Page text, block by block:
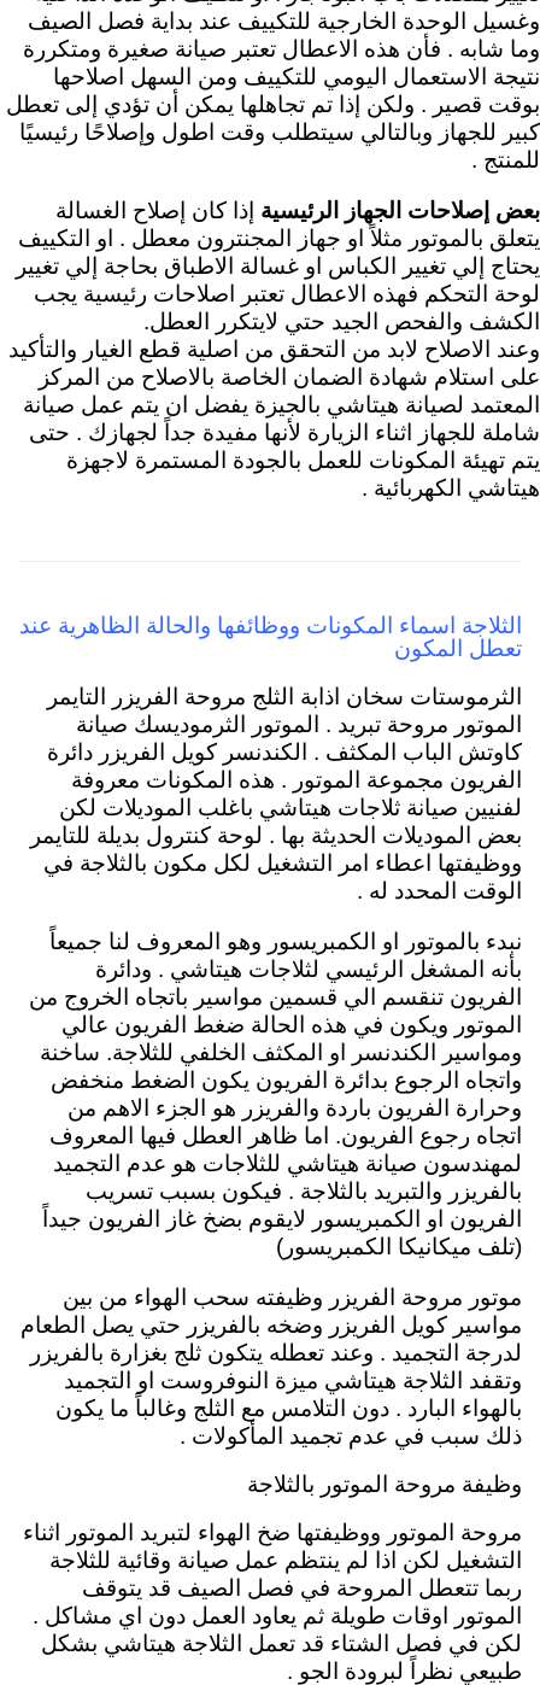
وغسيل الوحدة الخارجية للتكييف عند بداية فصل الصيف
وما شابه . فأن هذه الاعطال تعتبر صيانة صغيرة ومتكررة
نتيجة الاستعمال اليومي للتكييف ومن السهل اصلاحها
بوقت قصير . ولكن إذا تم تجاهلها يمكن أن تؤدي إلى تعطل
كبير للجهاز وبالتالي سيتطلب وقت اطول وإصلاحًا رئيسيًا
للمنتج .
بعض إصلاحات الجهاز الرئيسية إذا كان إصلاح الغسالة
يتعلق بالموتور مثلاً او جهاز المجنترون معطل . او التكييف
يحتاج إلي تغيير الكباس او غسالة الاطباق بحاجة إلي تغيير
لوحة التحكم فهذه الاعطال تعتبر اصلاحات رئيسية يجب
الكشف والفحص الجيد حتي لايتكرر العطل.
وعند الاصلاح لابد من التحقق من اصلية قطع الغيار والتأكيد
على استلام شهادة الضمان الخاصة بالاصلاح من المركز
المعتمد لصيانة هيتاشي بالجيزة يفضل ان يتم عمل صيانة
شاملة للجهاز اثناء الزيارة لأنها مفيدة جداً لجهازك . حتى
يتم تهيئة المكونات للعمل بالجودة المستمرة لاجهزة
هيتاشي الكهربائية .
الثلاجة اسماء المكونات ووظائفها والحالة الظاهرية عند
تعطل المكون
الثرموستات سخان اذابة الثلج مروحة الفريزر التايمر
الموتور مروحة تبريد . الموتور الثرموديسك صيانة
كاوتش الباب المكثف . الكندنسر كويل الفريزر دائرة
الفريون مجموعة الموتور . هذه المكونات معروفة
لفنيين صيانة ثلاجات هيتاشي باغلب الموديلات لكن
بعض الموديلات الحديثة بها . لوحة كنترول بديلة للتايمر
ووظيفتها اعطاء امر التشغيل لكل مكون بالثلاجة في
الوقت المحدد له .
نبدء بالموتور او الكمبريسور وهو المعروف لنا جميعاً
بأنه المشغل الرئيسي لثلاجات هيتاشي . ودائرة
الفريون تنقسم الي قسمين مواسير باتجاه الخروج من
الموتور ويكون في هذه الحالة ضغط الفريون عالي
ومواسير الكندنسر او المكثف الخلفي للثلاجة. ساخنة
واتجاه الرجوع بدائرة الفريون يكون الضغط منخفض
وحرارة الفريون باردة والفريزر هو الجزء الاهم من
اتجاه رجوع الفريون. اما ظاهر العطل فيها المعروف
لمهندسون صيانة هيتاشي للثلاجات هو عدم التجميد
بالفريزر والتبريد بالثلاجة . فيكون بسبب تسريب
الفريون او الكمبريسور لايقوم بضخ غاز الفريون جيداً
(تلف ميكانيكا الكمبريسور)
موتور مروحة الفريزر وظيفته سحب الهواء من بين
مواسير كويل الفريزر وضخه بالفريزر حتي يصل الطعام
لدرجة التجميد . وعند تعطله يتكون ثلج بغزارة بالفريزر
وتقفد الثلاجة هيتاشي ميزة النوفروست او التجميد
بالهواء البارد . دون التلامس مع الثلج وغالباً ما يكون
ذلك سبب في عدم تجميد المأكولات .
وظيفة مروحة الموتور بالثلاجة
مروحة الموتور ووظيفتها ضخ الهواء لتبريد الموتور اثناء
التشغيل لكن اذا لم ينتظم عمل صيانة وقائية للثلاجة
ربما تتعطل المروحة في فصل الصيف قد يتوقف
الموتور اوقات طويلة ثم يعاود العمل دون اي مشاكل .
لكن في فصل الشتاء قد تعمل الثلاجة هيتاشي بشكل
طبيعي نظراً لبرودة الجو .